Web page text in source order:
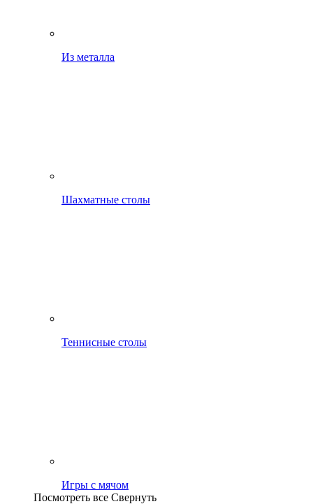
Из металла
Шахматные столы
Теннисные столы
Игры с мячом
Посмотреть все Свернуть